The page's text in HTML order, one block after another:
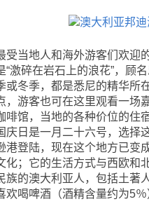
当地人和海外游客们欢迎
激碎在岩石上的浪花”，顾
或冬季，都是悉尼的精华所
，游客也可在这里观看一场
馆，当地的各种价位的住
庆日是一月二十六号，选择
港登陆，现在这个地方已
化；它的生活方式与西欧和
族的澳大利亚人，包括土著
欢喝啤酒（酒精含量约为5